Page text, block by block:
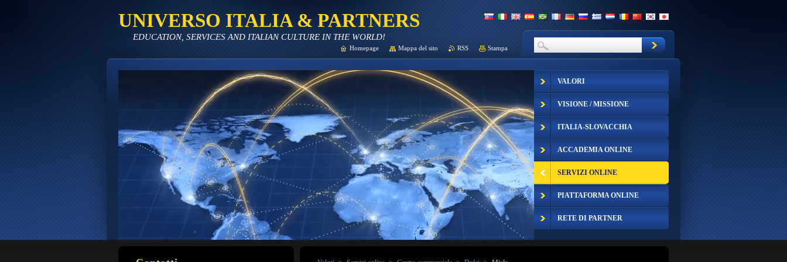
UNIVERSO ITALIA & PARTNERS
EDUCATION, SERVICES AND ITALIAN CULTURE IN THE WORLD!
VALORI
VISIONE / MISSIONE
ITALIA-SLOVACCHIA
ACCADEMIA ONLINE
SERVIZI ONLINE
PIATTAFORMA ONLINE
RETE DI PARTNER
Homepage Mappa del sito RSS Stampa